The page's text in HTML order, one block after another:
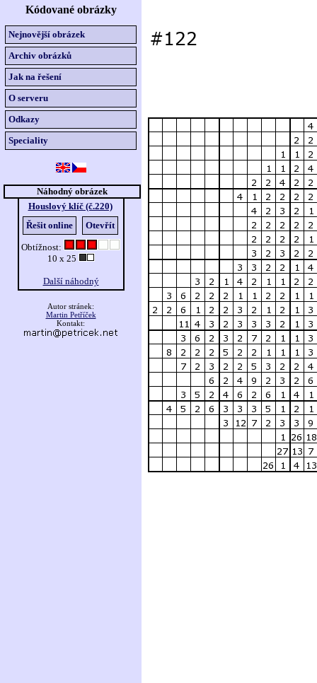
Kódované obrázky
Nejnovější obrázek
Archiv obrázků
Jak na řešení
O serveru
Odkazy
Speciality
Náhodný obrázek
Houslový klíč (č.220)
Řešit online
Otevřít
Obtížnost:
10 x 25
Další náhodný
Autor stránek:
Martin Petříček
Kontakt: